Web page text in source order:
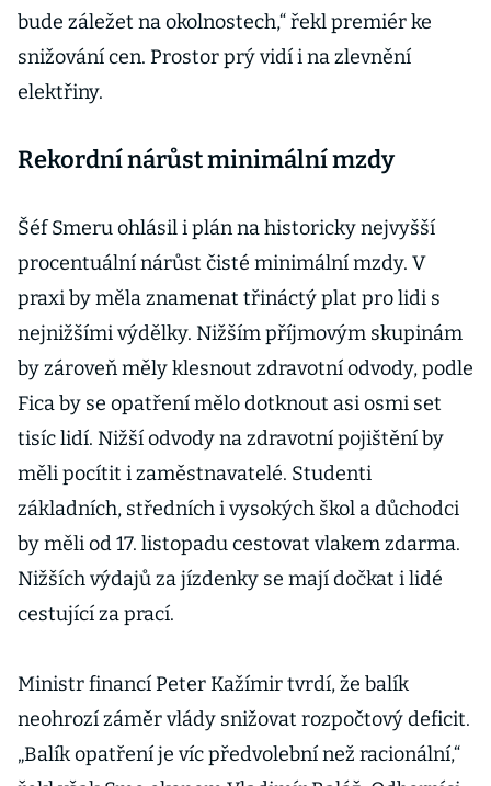
bude záležet na okolnostech,“ řekl premiér ke
snižování cen. Prostor prý vidí i na zlevnění
elektřiny.
Rekordní nárůst minimální mzdy
Šéf Smeru ohlásil i plán na historicky nejvyšší
procentuální nárůst čisté minimální mzdy. V
praxi by měla znamenat třináctý plat pro lidi s
nejnižšími výdělky. Nižším příjmovým skupinám
by zároveň měly klesnout zdravotní odvody, podle
Fica by se opatření mělo dotknout asi osmi set
tisíc lidí. Nižší odvody na zdravotní pojištění by
měli pocítit i zaměstnavatelé. Studenti
základních, středních i vysokých škol a důchodci
by měli od 17. listopadu cestovat vlakem zdarma.
Nižších výdajů za jízdenky se mají dočkat i lidé
cestující za prací.
Ministr financí Peter Kažímir tvrdí, že balík
neohrozí záměr vlády snižovat rozpočtový deficit.
„Balík opatření je víc předvolební než racionální,“